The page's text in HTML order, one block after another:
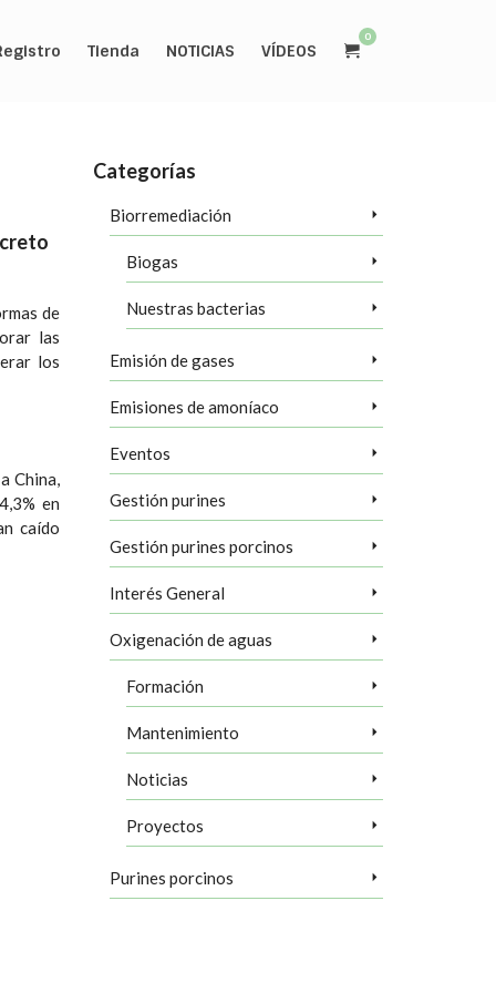
Tienda NOTICIAS VÍDEOS
0
de
las
los
China,
en
caído
Categorías
Biorremediación
Biogas
Nuestras bacterias
Emisión de gases
Emisiones de amoníaco
Eventos
Gestión purines
Gestión purines porcinos
Interés General
Oxigenación de aguas
Formación
Mantenimiento
Noticias
Proyectos
Purines porcinos